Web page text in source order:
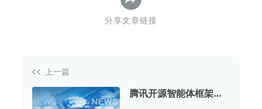
分享文章链接
上一篇
腾讯开源智能体框架